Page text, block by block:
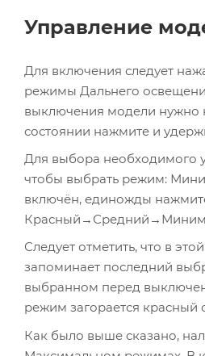
Управление
Для включения следует
режимы Дальнего
выключения модели нужно
состоянии нажмите и
Для выбора необходимого
чтобы выбрать режим:
включён, единожды
Следует отметить, что в
запоминает последний
выбранном перед
режим загорается красный
Как было выше сказано,